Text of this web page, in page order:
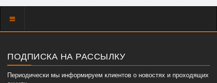
Показать
ПОДПИСКА НА РАССЫЛКУ
Периодически мы информируем клиентов о новостях и проходящих